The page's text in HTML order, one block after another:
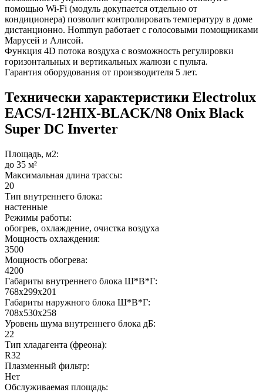
помощью Wi-Fi (модуль докупается отдельно от
кондиционера) позволит контролировать температуру в доме
дистанционно. Hommyn работает с голосовыми помощниками
Марусей и Алисой.
Функция 4D потока воздуха с возможность регулировки
горизонтальных и вертикальных жалюзи с пульта.
Гарантия оборудования от производителя 5 лет.
Технически характеристики Electrolux
EACS/I-12HIX-BLACK/N8 Onix Black
Super DC Inverter
Площадь, м2:
до 35 м²
Максимальная длина трассы:
20
Тип внутреннего блока:
настенные
Режимы работы:
обогрев, охлаждение, очистка воздуха
Мощность охлаждения:
3500
Мощность обогрева:
4200
Габариты внутреннего блока Ш*В*Г:
768х299х201
Габариты наружного блока Ш*В*Г:
708х530х258
Уровень шума внутреннего блока дБ:
22
Тип хладагента (фреона):
R32
Плазменный фильтр:
Нет
Обслуживаемая площадь: